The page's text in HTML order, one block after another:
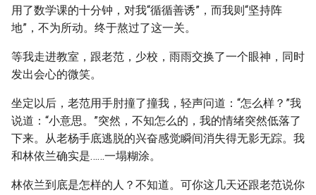
用了数学课的十分钟，对我“循循善诱”，而我则“坚持阵
地”，不为所动。终于熬过了这一关。
等我走进教室，跟老范，少校，雨雨交换了一个眼神，同时
发出会心的微笑。
坐定以后，老范用手肘撞了撞我，轻声问道：“怎么样？”我
说道：“小意思。”突然，不知怎么的，我的情绪突然低落了
下来。从老杨手底逃脱的兴奋感觉瞬间消失得无影无踪。我
和林依兰确实是……一塌糊涂。
林依兰到底是怎样的人？不知道。可你这几天还跟老范说你